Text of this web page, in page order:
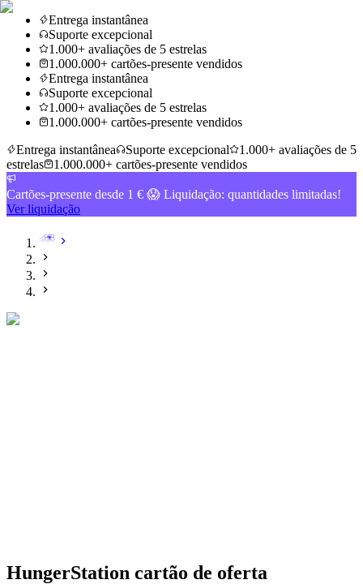
Entrega instantânea
Suporte excepcional
1.000+ avaliações de 5 estrelas
1.000.000+ cartões-presente vendidos
Entrega instantânea
Suporte excepcional
1.000+ avaliações de 5 estrelas
1.000.000+ cartões-presente vendidos
Entrega instantânea
Suporte excepcional
1.000+ avaliações de 5
estrelas
1.000.000+ cartões-presente vendidos
Cartões-presente desde 1 € 😱 Liquidação: quantidades limitadas!
Ver liquidação
HungerStation cartão de oferta